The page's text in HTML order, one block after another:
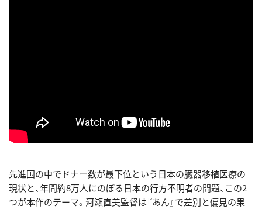
先進国の中でドナー数が最下位という日本の臓器移植医療の
現状と、年間約8万人にのぼる日本の行方不明者の問題、この2
つが本作のテーマ。河瀬直美監督は『あん』で差別と偏見の果